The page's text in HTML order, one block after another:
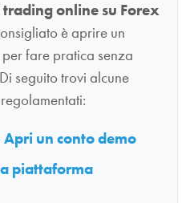
trading online su Forex
è aprire un
per fare pratica senza
seguito trovi alcune
un conto demo
piattaforma